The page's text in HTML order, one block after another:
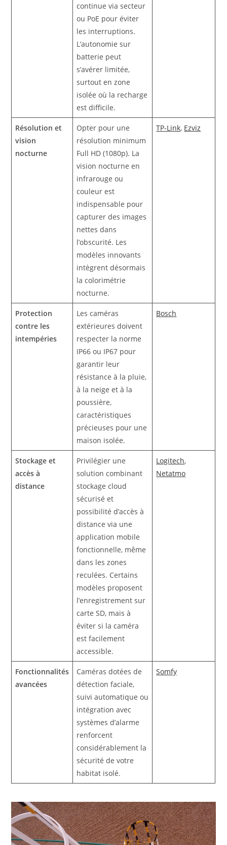
continue via secteur
ou PoE pour éviter
les interruptions.
L’autonomie sur
batterie peut
s’avérer limitée,
surtout en zone
isolée où la recharge
est difficile.
Résolution et
vision
nocturne
Opter pour une
résolution minimum
Full HD (1080p). La
vision nocturne en
infrarouge ou
couleur est
indispensable pour
capturer des images
nettes dans
l’obscurité. Les
modèles innovants
intègrent désormais
la colorimétrie
nocturne.
TP-Link, Ezviz
Protection
contre les
intempéries
Les caméras
extérieures doivent
respecter la norme
IP66 ou IP67 pour
garantir leur
résistance à la pluie,
à la neige et à la
poussière,
caractéristiques
précieuses pour une
maison isolée.
Bosch
Stockage et
accès à
distance
Privilégier une
solution combinant
stockage cloud
sécurisé et
possibilité d’accès à
distance via une
application mobile
fonctionnelle, même
dans les zones
reculées. Certains
modèles proposent
l’enregistrement sur
carte SD, mais à
éviter si la caméra
est facilement
accessible.
Logitech,
Netatmo
Fonctionnalités
avancées
Caméras dotées de
détection faciale,
suivi automatique ou
intégration avec
systèmes d’alarme
renforcent
considérablement la
sécurité de votre
habitat isolé.
Somfy